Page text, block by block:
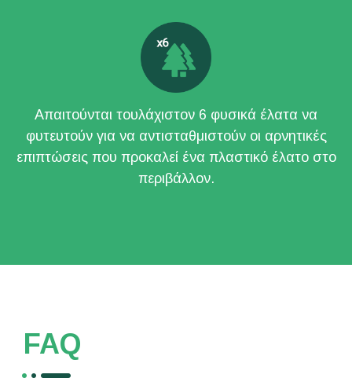
Απαιτούνται τουλάχιστον 6 φυσικά έλατα να
φυτευτούν για να αντισταθμιστούν οι αρνητικές
επιπτώσεις που προκαλεί ένα πλαστικό έλατο στο
περιβάλλον.
FAQ